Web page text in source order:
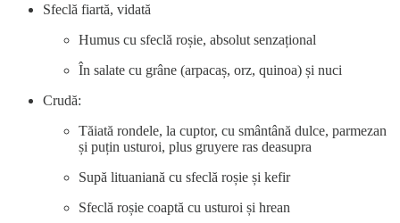
Sfeclă fiartă, vidată
Humus cu sfeclă roșie, absolut senzațional
În salate cu grâne (arpacaș, orz, quinoa) și nuci
Crudă:
Tăiată rondele, la cuptor, cu smântână dulce, parmezan
și puțin usturoi, plus gruyere ras deasupra
Supă lituaniană cu sfeclă roșie și kefir
Sfeclă roșie coaptă cu usturoi și hrean